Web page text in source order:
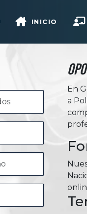
INICIO
En
a